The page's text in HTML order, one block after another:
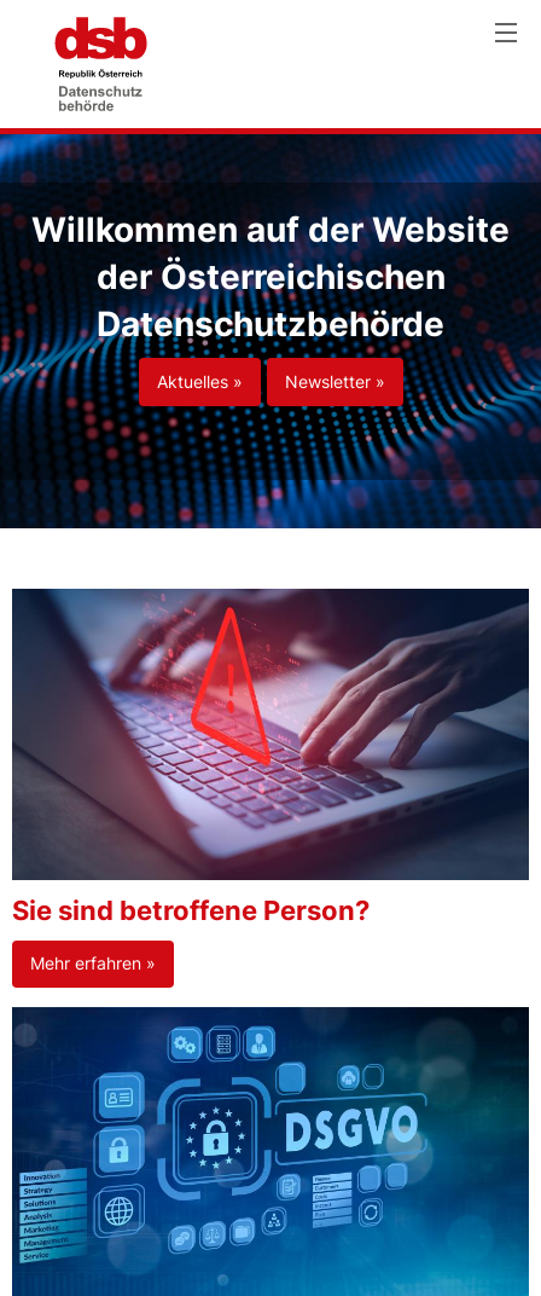
Willkommen auf der Website
der Österreichischen
Datenschutzbehörde
Aktuelles » Newsletter »
Sie sind betroffene Person?
Mehr erfahren »